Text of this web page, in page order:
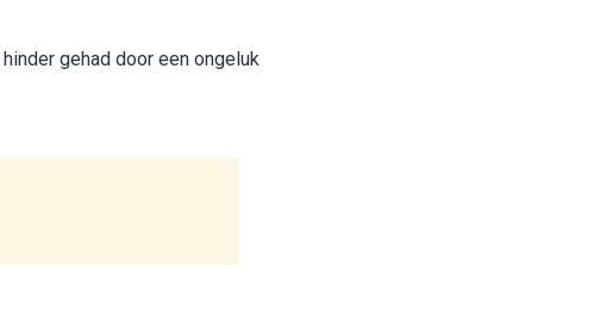
gehad door een ongeluk